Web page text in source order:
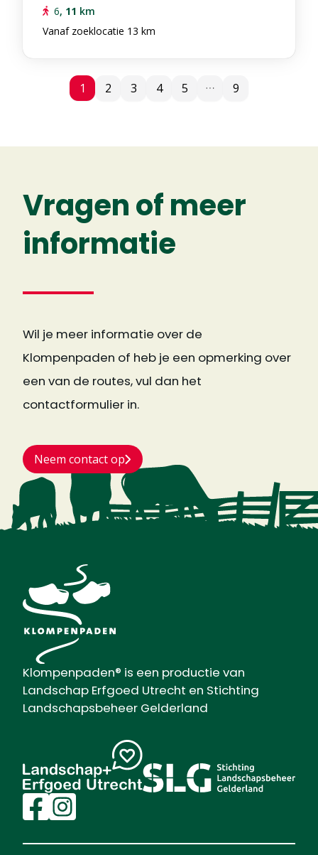
6, 11 km
Vanaf zoeklocatie 13 km
11 2 3 4 5 9
Vragen of meer
informatie
Wil je meer informatie over de
Klompenpaden of heb je een opmerking over
een van de routes, vul dan het
contactformulier in.
Neem contact op
Klompenpaden® is een productie van
Landschap Erfgoed Utrecht en Stichting
Landschapsbeheer Gelderland